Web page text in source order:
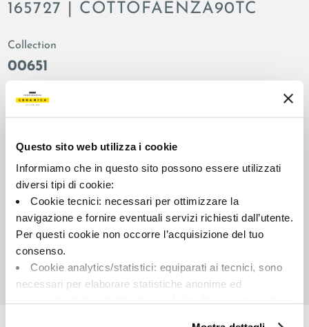
Questo sito web utilizza i cookie
Informiamo che in questo sito possono essere utilizzati
diversi tipi di cookie:
Cookie tecnici: necessari per ottimizzare la
navigazione e fornire eventuali servizi richiesti dall’utente.
Per questi cookie non occorre l’acquisizione del tuo
consenso.
Cookie analytics/statistici: equiparati ai tecnici, sono
necessari per elaborare statistiche anonime ed
165727 | COTTOFAENZA90TC
Collection
00651
Couleur:
Terre cuite
Fond
Format:
90.0x90.0
mat
Stonalisation:
Unité de measure:
MQ
Share: